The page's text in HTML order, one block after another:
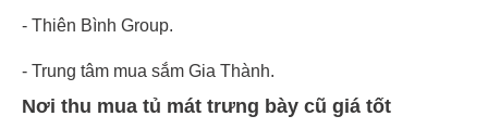
- Thiên Bình Group.
- Trung tâm mua sắm Gia Thành.
Nơi thu mua tủ mát trưng bày cũ giá tốt